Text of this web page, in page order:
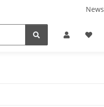
News
Belüftung & Entlüftung